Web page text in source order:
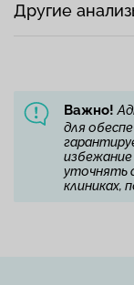
Другие
Важно!
для
уточнять
клиниках,